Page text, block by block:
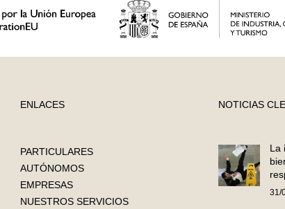
ENLACES
PARTICULARES
AUTÓNOMOS
EMPRESAS
NUESTROS SERVICIOS
NOTICIAS
La
31/